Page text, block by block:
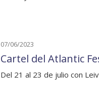
07/06/2023
Cartel del Atlantic
Del 21 al 23 de julio con